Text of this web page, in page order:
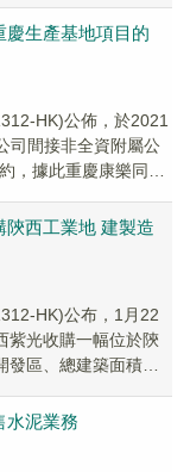
慶生產基地項目的
HK)公佈，於2021
司間接非全資附屬公
，據此重慶康樂同意
陝西工業地 建製造
HK)公布，1月22
紫光收購一幅位於陝
區、總建築面積約
水泥業務